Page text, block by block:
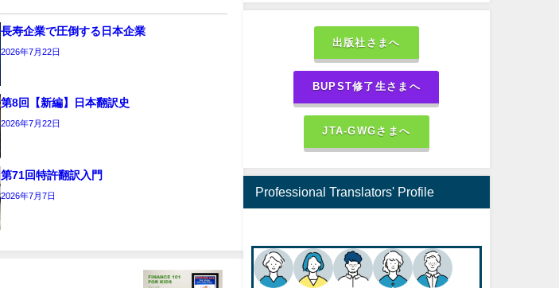
長寿企業で圧倒する日本企業
2026年7月22日
第8回【新編】日本翻訳史
2026年7月22日
第71回特許翻訳入門
2026年7月7日
出版社さまへ
BUPST修了生さまへ
JTA-GWGさまへ
Professional Translators' Profile